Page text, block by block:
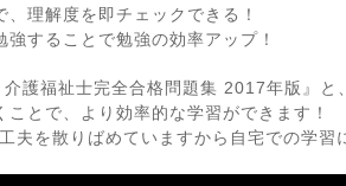
理解度を即チェックできる！
することで勉強の効率アップ！
護福祉士完全合格問題集 2017年版』
とで、より効率的な学習ができます！
夫を散りばめていますから自宅での学習